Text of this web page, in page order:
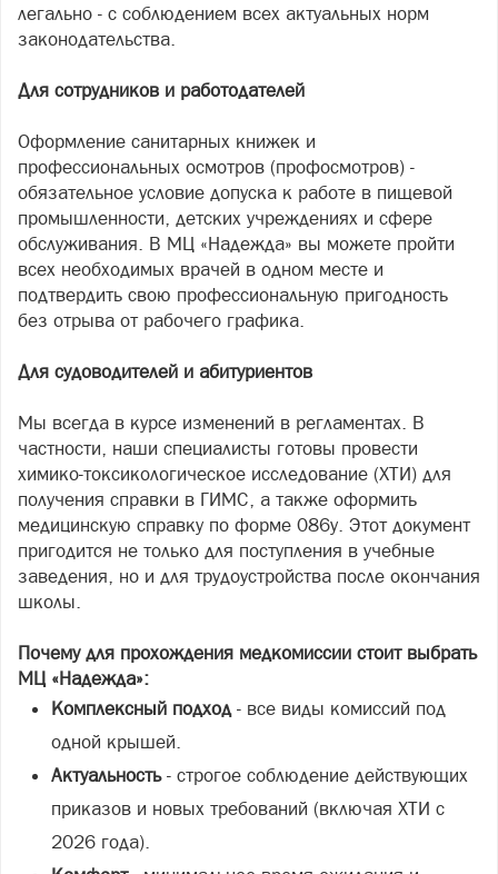
легально - с соблюдением всех актуальных норм
законодательства.
Для сотрудников и работодателей
Оформление санитарных книжек и
профессиональных осмотров (профосмотров) -
обязательное условие допуска к работе в пищевой
промышленности, детских учреждениях и сфере
обслуживания. В МЦ «Надежда» вы можете пройти
всех необходимых врачей в одном месте и
подтвердить свою профессиональную пригодность
без отрыва от рабочего графика.
Для судоводителей и абитуриентов
Мы всегда в курсе изменений в регламентах. В
частности, наши специалисты готовы провести
химико-токсикологическое исследование (ХТИ) для
получения справки в ГИМС, а также оформить
медицинскую справку по форме 086у. Этот документ
пригодится не только для поступления в учебные
заведения, но и для трудоустройства после окончания
школы.
Почему для прохождения медкомиссии стоит выбрать
МЦ «Надежда»:
Комплексный подход- все виды комиссий под
одной крышей.
Актуальность - строгое соблюдение действующих
приказов и новых требований (включая ХТИ с
2026 года).